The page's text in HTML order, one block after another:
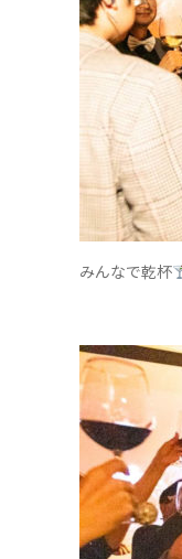
みんなで乾杯